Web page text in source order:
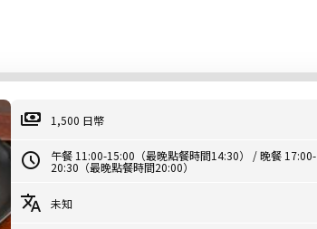
1,500 日幣
午餐 11:00-15:00（最晚點餐時間14:30） / 晚餐 17:00-
20:30（最晚點餐時間20:00）
未知